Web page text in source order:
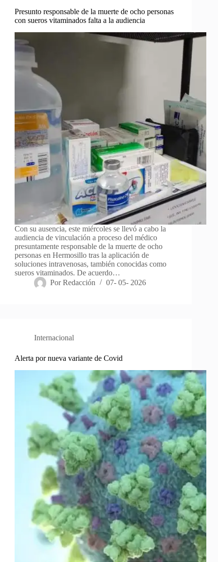
Presunto responsable de la muerte de ocho personas
con sueros vitaminados falta a la audiencia
Con su ausencia, este miércoles se llevó a cabo la
audiencia de vinculación a proceso del médico
presuntamente responsable de la muerte de ocho
personas en Hermosillo tras la aplicación de
soluciones intravenosas, también conocidas como
sueros vitaminados. De acuerdo…
Por Redacción 07- 05- 2026
Internacional
Alerta por nueva variante de Covid